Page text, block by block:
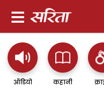
ऑडियो कहानी